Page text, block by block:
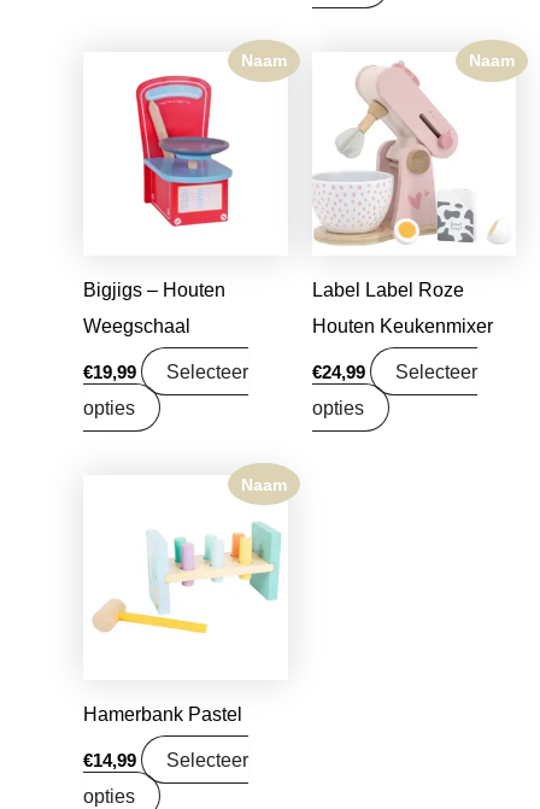
Naam
Bigjigs – Houten
Weegschaal
€19,99
Selecteer
opties
Naam
Label Label Roze
Houten Keukenmixer
€24,99
Selecteer
opties
Naam
Hamerbank Pastel
€14,99
Selecteer
opties